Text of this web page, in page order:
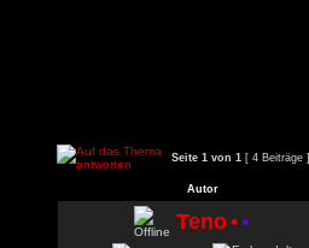
Seite 1 von 1 [ 4 Beiträge ]
Autor
Teno••